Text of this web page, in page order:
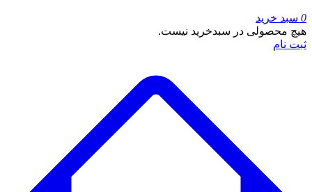
0 سبد خرید
هیچ محصولی در سبدخرید نیست.
ثبت نام